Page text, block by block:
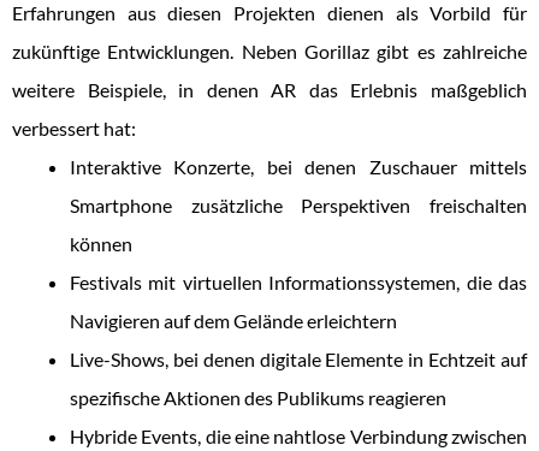
Erfahrungen aus diesen Projekten dienen als Vorbild für
zukünftige Entwicklungen. Neben Gorillaz gibt es zahlreiche
weitere Beispiele, in denen AR das Erlebnis maßgeblich
verbessert hat:
Interaktive Konzerte, bei denen Zuschauer mittels
Smartphone zusätzliche Perspektiven freischalten
können
Festivals mit virtuellen Informationssystemen, die das
Navigieren auf dem Gelände erleichtern
Live-Shows, bei denen digitale Elemente in Echtzeit auf
spezifische Aktionen des Publikums reagieren
Hybride Events, die eine nahtlose Verbindung zwischen